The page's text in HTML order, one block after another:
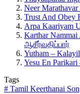
Neer
Trust And Obey
Arpa Kaariyam
Karthar
ஆசீர்வதிப்பார்
Yutham –
Yesu En
Tags
# Tamil Keerthanai